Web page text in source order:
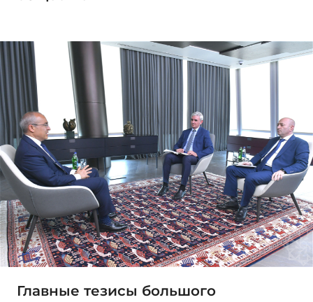
Главные тезисы большого